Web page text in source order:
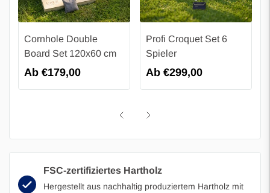
Cornhole Double
Board Set 120x60 cm
Regulärer
Preis
Ab €179,00
Profi Croquet Set 6
Spieler
Regulärer
Preis
Ab €299,00
FSC-zertifiziertes Hartholz
Hergestellt aus nachhaltig produziertem Hartholz mit